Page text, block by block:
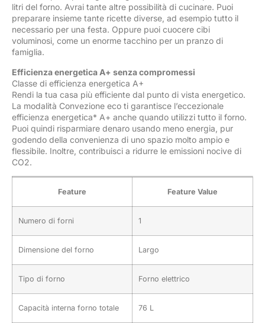
litri del forno. Avrai tante altre possibilità di cucinare. Puoi
preparare insieme tante ricette diverse, ad esempio tutto il
necessario per una festa. Oppure puoi cuocere cibi
voluminosi, come un enorme tacchino per un pranzo di
famiglia.
Efficienza energetica A+ senza compromessi
Classe di efficienza energetica A+
Rendi la tua casa più efficiente dal punto di vista energetico.
La modalità Convezione eco ti garantisce l’eccezionale
efficienza energetica* A+ anche quando utilizzi tutto il forno.
Puoi quindi risparmiare denaro usando meno energia, pur
godendo della convenienza di uno spazio molto ampio e
flessibile. Inoltre, contribuisci a ridurre le emissioni nocive di
CO2.
Feature Feature Value
Numero di forni 1
Dimensione del forno Largo
Tipo di forno Forno elettrico
Capacità interna forno totale 76 L